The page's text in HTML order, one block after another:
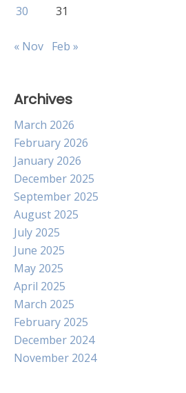
30
31
« Nov Feb »
Archives
March 2026
February 2026
January 2026
December 2025
September 2025
August 2025
July 2025
June 2025
May 2025
April 2025
March 2025
February 2025
December 2024
November 2024